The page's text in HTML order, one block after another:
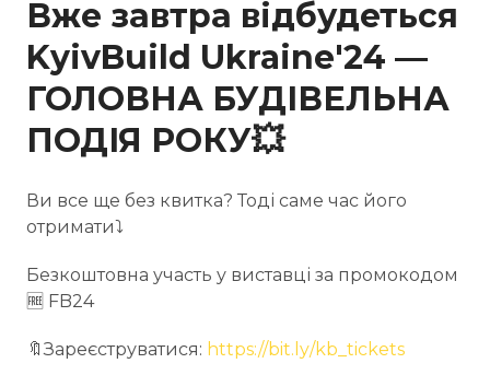
Вже завтра відбудеться
KyivBuild Ukraine'24 —
ГОЛОВНА БУДІВЕЛЬНА
ПОДІЯ РОКУ💥
Ви все ще без квитка? Тоді саме час його
отримати⤵️
Безкоштовна участь у виставці за промокодом
🆓 FB24
🔖Зареєструватися: https://bit.ly/kb_tickets